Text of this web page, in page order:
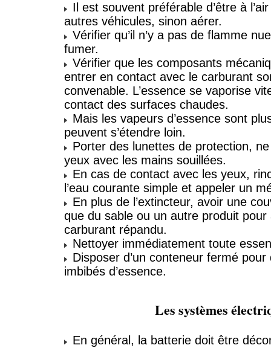
Il est souvent préférable d’être à
autres véhicules, sinon aérer.
Vérifier qu’il n’y a pas de flamme
fumer.
Vérifier que les composants
entrer en contact avec le carburant
convenable. L’essence se vaporise
contact des surfaces chaudes.
Mais les vapeurs d’essence sont
peuvent s’étendre loin.
Porter des lunettes de protection,
yeux avec les mains souillées.
En cas de contact avec les yeux,
l’eau courante simple et appeler un
En plus de l’extincteur, avoir une
que du sable ou un autre produit pour
carburant répandu.
Nettoyer immédiatement toute
Disposer d’un conteneur fermé
imbibés d’essence.
Les systèmes
En général, la batterie doit être